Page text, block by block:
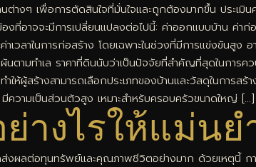
งๆ เพื่อการตัดสินใจที่มั่นใจและถูกต้องมากขึ้น ประเมินค่
ที่อาจจะมีการเปลี่ยนแปลงต่อไปนี้: ค่าออกแบบบ้าน ค่าก่
ลาในการก่อสร้าง โดยเฉพาะในช่วงที่มีการแข่งขันสูง อ
นตามทำเล ราคาที่ดินนับว่าเป็นปัจจัยที่สำคัญที่สุดในการ
ผู้สร้างสามารถเลือกประเภทของบ้านและวัสดุในการสร้
ความเป็นส่วนตัวสูง เหมาะสำหรับครอบครัวขนาดใหญ่ […]
างไรให้แม่นย
งผลต่อทุนทรัพย์และคุณภาพชีวิตอย่างมาก ด้วยเหตุนี้ ก